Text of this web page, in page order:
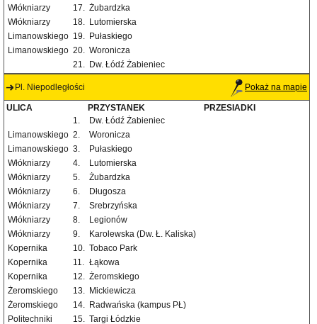
Włókniarzy
17. Żubardzka
Włókniarzy
18. Lutomierska
Limanowskiego 19. Pułaskiego
Limanowskiego 20. Woronicza
21. Dw. Łódź Żabieniec
Pl. Niepodległości Pokaż na mapie
ULICA PRZYSTANEK
PRZESIADKI
1.
Dw. Łódź Żabieniec
Limanowskiego 2.
Woronicza
Limanowskiego 3.
Pułaskiego
Włókniarzy
4.
Lutomierska
Włókniarzy
5.
Żubardzka
Włókniarzy
6.
Długosza
Włókniarzy
7.
Srebrzyńska
Włókniarzy
8.
Legionów
Włókniarzy
9.
Karolewska (Dw. Ł. Kaliska)
Kopernika
10. Tobaco Park
Kopernika
11. Łąkowa
Kopernika
12. Żeromskiego
Żeromskiego
13. Mickiewicza
Żeromskiego
14. Radwańska (kampus PŁ)
Politechniki
15. Targi Łódzkie